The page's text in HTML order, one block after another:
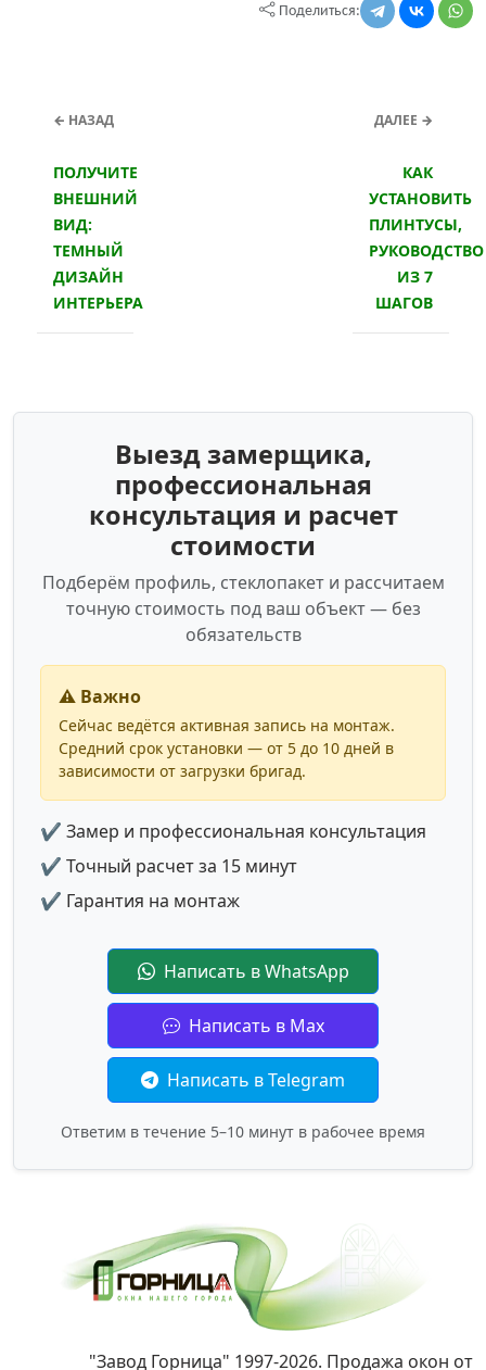
Поделиться:
← НАЗАД
ПОЛУЧИТЕ
ВНЕШНИЙ
ВИД:
ТЕМНЫЙ
ДИЗАЙН
ИНТЕРЬЕРА
ДАЛЕЕ →
КАК
УСТАНОВИТЬ
ПЛИНТУСЫ,
РУКОВОДСТВО
ИЗ 7
ШАГОВ
Выезд замерщика,
профессиональная
консультация и расчет
стоимости
Подберём профиль, стеклопакет и рассчитаем
точную стоимость под ваш объект — без
обязательств
⚠️ Важно
Сейчас ведётся активная запись на монтаж.
Средний срок установки — от 5 до 10 дней в
зависимости от загрузки бригад.
✔ Замер и профессиональная консультация
✔ Точный расчет за 15 минут
✔ Гарантия на монтаж
Написать в WhatsApp
Написать в Max
Написать в Telegram
Ответим в течение 5–10 минут в рабочее время
"Завод Горница" 1997-2026. Продажа окон от